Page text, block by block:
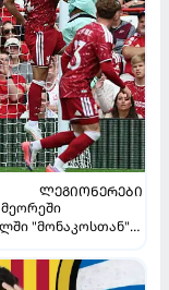
ᲚᲔᲒᲘᲝᲜᲔᲠᲔᲑᲘ
"მონაკოსთან"